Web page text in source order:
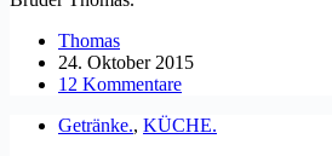
Thomas
24. Oktober 2015
12 Kommentare
Getränke., KÜCHE.